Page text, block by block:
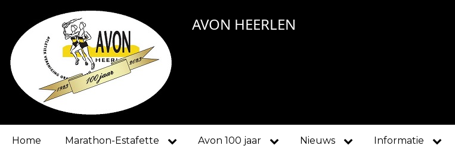
naar
de
inhoud
gaan
AVON HEERLEN
Main
Home Marathon-Estafette Avon 100 jaar Nieuws Informatie